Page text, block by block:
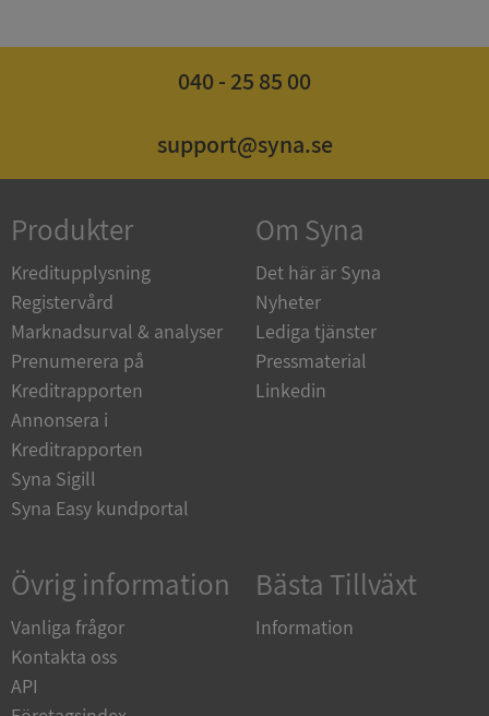
040 - 25 85 00
support@syna.se
Produkter
Kreditupplysning
Registervård
Marknadsurval & analyser
Prenumerera på
Kreditrapporten
Annonsera i
Kreditrapporten
Syna Sigill
Syna Easy kundportal
Om Syna
Det här är Syna
Nyheter
Lediga tjänster
Pressmaterial
Linkedin
Övrig information
Vanliga frågor
Kontakta oss
API
Bästa Tillväxt
Information
_GRECAPTCHA
Google LLC
www.google.com
Microsoft
Corporation
en.syna.se